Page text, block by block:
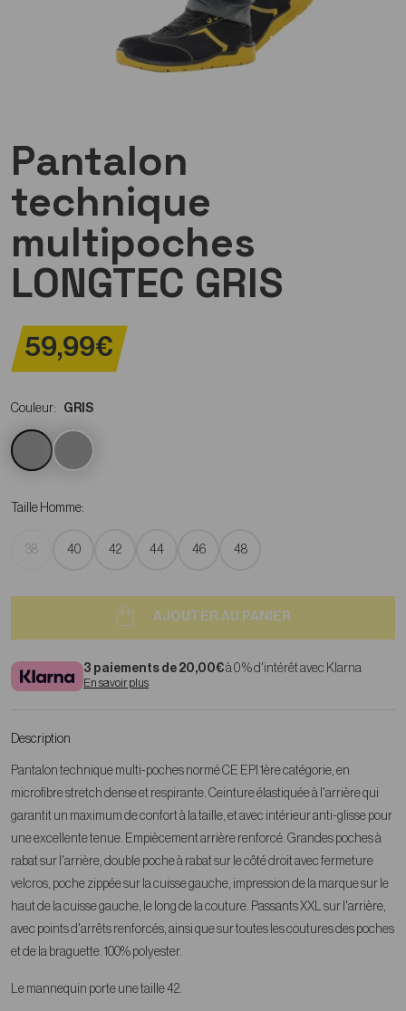
Pantalon
technique
multipoches
LONGTEC GRIS
59,99€
Couleur: GRIS
Taille Homme:
38 40 42 44 46 48
AJOUTER AU PANIER
3 paiements de 20,00€à 0 % d'intérêt avec Klarna
En savoir plus
Description
Pantalon technique multi-poches normé CE EPI 1ère catégorie, en
microfibre stretch dense et respirante. Ceinture élastiquée à l'arrière qui
garantit un maximum de confort à la taille, et avec intérieur anti-glisse pour
une excellente tenue. Empiècement arrière renforcé. Grandes poches à
rabat sur l'arrière, double poche à rabat sur le côté droit avec fermeture
velcros, poche zippée sur la cuisse gauche, impression de la marque sur le
haut de la cuisse gauche, le long de la couture. Passants XXL sur l'arrière,
avec points d'arrêts renforcés, ainsi que sur toutes les coutures des poches
et de la braguette. 100% polyester.
Le mannequin porte une taille 42.